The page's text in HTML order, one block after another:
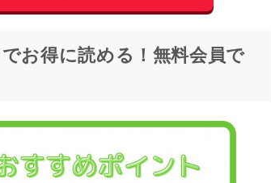
お得に読める！無料会員で